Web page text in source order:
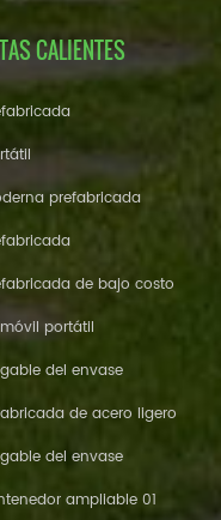
CALIENTES
prefabricada
de bajo costo
portátil
del envase
de acero ligero
del envase
ampliable 01